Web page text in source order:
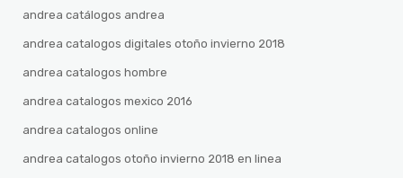
andrea catálogos andrea
andrea catalogos digitales otoño invierno 2018
andrea catalogos hombre
andrea catalogos mexico 2016
andrea catalogos online
andrea catalogos otoño invierno 2018 en linea